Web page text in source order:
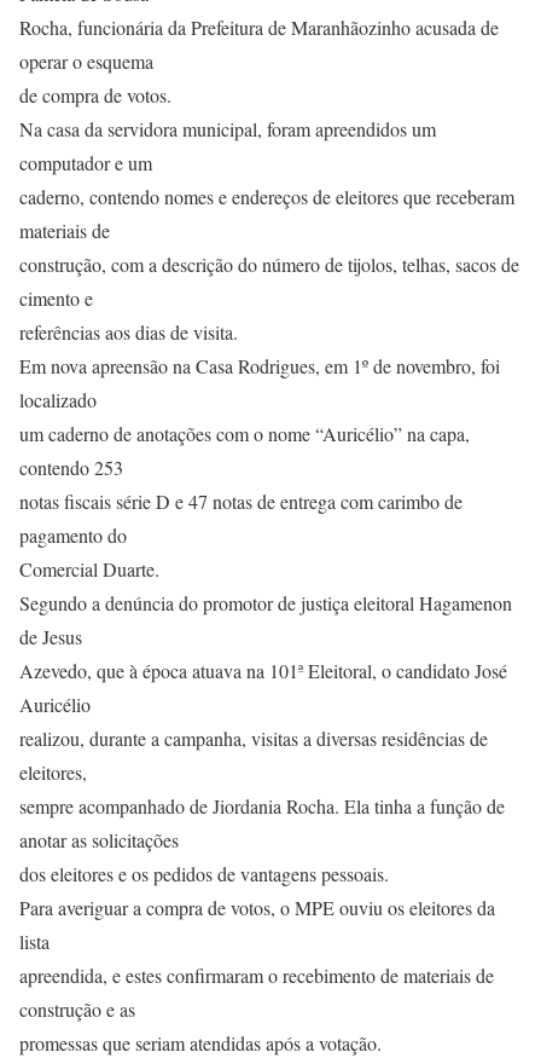
Rocha, funcionária da Prefeitura de Maranhãozinho acusada de
operar o esquema
de compra de votos.
Na casa da servidora municipal, foram apreendidos um
computador e um
caderno, contendo nomes e endereços de eleitores que receberam
materiais de
construção, com a descrição do número de tijolos, telhas, sacos de
cimento e
referências aos dias de visita.
Em nova apreensão na Casa Rodrigues, em 1º de novembro, foi
localizado
um caderno de anotações com o nome “Auricélio” na capa,
contendo 253
notas fiscais série D e 47 notas de entrega com carimbo de
pagamento do
Comercial Duarte.
Segundo a denúncia do promotor de justiça eleitoral Hagamenon
de Jesus
Azevedo, que à época atuava na 101ª Eleitoral, o candidato José
Auricélio
realizou, durante a campanha, visitas a diversas residências de
eleitores,
sempre acompanhado de Jiordania Rocha. Ela tinha a função de
anotar as solicitações
dos eleitores e os pedidos de vantagens pessoais.
Para averiguar a compra de votos, o MPE ouviu os eleitores da
lista
apreendida, e estes confirmaram o recebimento de materiais de
construção e as
promessas que seriam atendidas após a votação.